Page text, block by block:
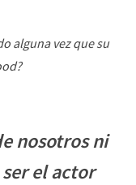
alguna vez que su
nosotros ni
el actor